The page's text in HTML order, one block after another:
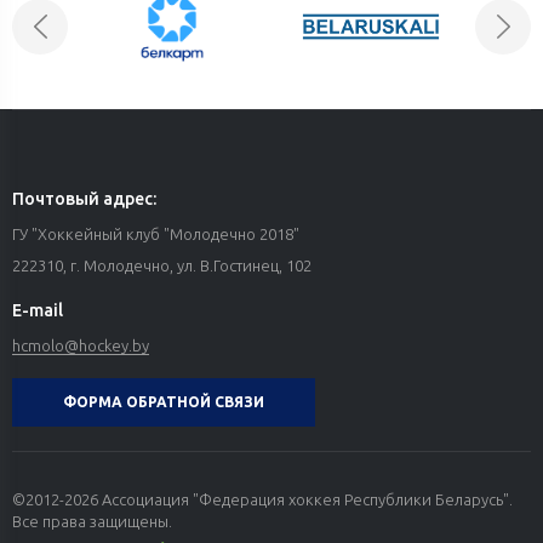
можно так сказать. Ему хотелось забросить. К нему
приехали бабушка с дедушкой, поэтому он сделал все три
минимум на сезон сюда.
— Мы будем разбирать соперника, соперник — нас. К
следующему матча будем пытаться не удивить чем-то, а
больше обратить внимание на мелочи и подтянуть
Почтовый адрес:
ГУ "Хоккейный клуб "Молодечно 2018"
222310, г. Молодечно, ул. В.Гостинец, 102
E-mail
hcmolo@hockey.by
ФОРМА ОБРАТНОЙ СВЯЗИ
©2012-2026 Ассоциация "Федерация хоккея Республики Беларусь".
Все права защищены.